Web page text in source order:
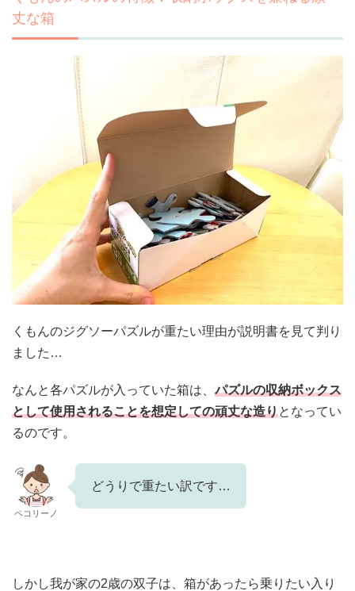
丈な箱
くもんのジグソーパズルが重たい理由が説明書を見て判り
ました…
なんと各パズルが入っていた箱は、パズルの収納ボックス
として使用されることを想定しての頑丈な造りとなってい
るのです。
ペコリーノ
どうりで重たい訳です…
しかし我が家の2歳の双子は、箱があったら乗りたい入り